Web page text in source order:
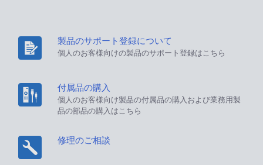
製品のサポート登録について
個人のお客様向けの製品のサポート登録はこちら
付属品の購入
個人のお客様向け製品の付属品の購入および業務用製
品の部品の購入はこちら
修理のご相談